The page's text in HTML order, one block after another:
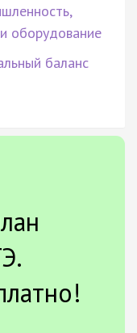
оборудование
баланс